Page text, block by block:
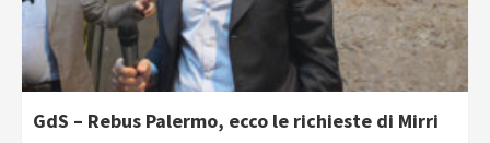
GdS – Rebus Palermo, ecco le richieste di Mirri